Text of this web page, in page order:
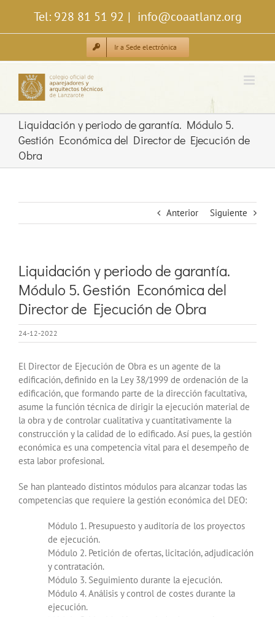
contenido
Tel: 928 81 51 92 | info@coaatlanz.org
Ir a Sede electrónica
Liquidación y periodo de garantía. Módulo 5.
Gestión Económica del Director de Ejecución de
Obra
Anterior Siguiente
Liquidación y periodo de garantía.
Módulo 5. Gestión Económica del
Director de Ejecución de Obra
24-12-2022
El Director de Ejecución de Obra es un agente de la
edificación, definido en la Ley 38/1999 de ordenación de la
edificación, que formando parte de la dirección facultativa,
asume la función técnica de dirigir la ejecución material de
la obra y de controlar cualitativa y cuantitativamente la
construcción y la calidad de lo edificado. Así pues, la gestión
económica es una competencia vital para el desempeño de
esta labor profesional.
Se han planteado distintos módulos para alcanzar todas las
competencias que requiere la gestión económica del DEO:
Módulo 1. Presupuesto y auditoría de los proyectos
de ejecución.
Módulo 2. Petición de ofertas, licitación, adjudicación
y contratación.
Módulo 3. Seguimiento durante la ejecución.
Módulo 4. Análisis y control de costes durante la
ejecución.